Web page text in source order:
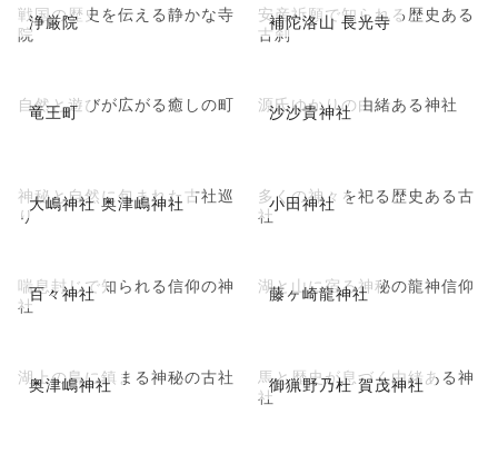
浄厳院
戦国の歴史を伝える静かな寺
院
補陀洛山 長光寺
安産祈願で知られる歴史ある
古刹
竜王町
自然と遊びが広がる癒しの町 沙沙貴神社
源氏ゆかりの由緒ある神社
大嶋神社 奥津嶋神社
神秘と自然に包まれた古社巡
り
小田神社
多くの神々を祀る歴史ある古
社
百々神社
喘息封じで知られる信仰の神
社
藤ヶ崎龍神社
湖と山に宿る神秘の龍神信仰
奥津嶋神社
湖上の島に鎮まる神秘の古社 御猟野乃杜 賀茂神社
馬と歴史が息づく由緒ある神
社